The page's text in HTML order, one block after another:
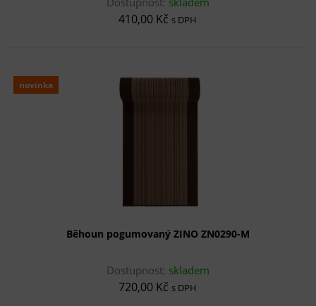
410,00 Kč s DPH
novinka
Běhoun pogumovaný ZINO ZN0290-M
Dostupnost: skladem
720,00 Kč s DPH